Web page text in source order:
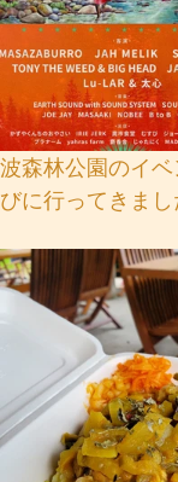
森林公園のイ
に行ってきまし